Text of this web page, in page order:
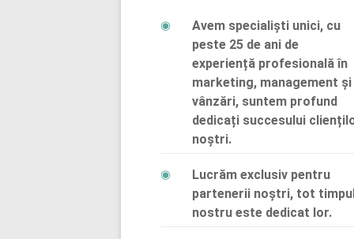
Avem specialiști unici, cu
peste 25 de ani de
experiență profesională în
marketing, management și
vânzări, suntem profund
dedicați succesului
noștri.
Lucrăm exclusiv pentru
partenerii noștri, tot
nostru este dedicat lor.